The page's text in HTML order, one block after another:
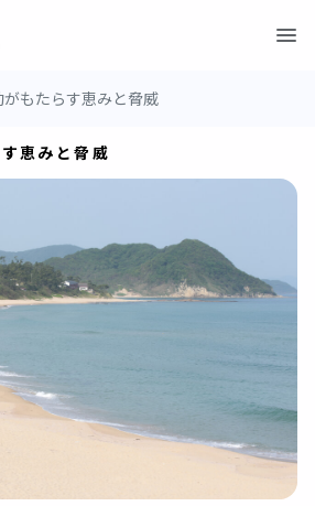
もたらす恵みと脅威
恵みと脅威